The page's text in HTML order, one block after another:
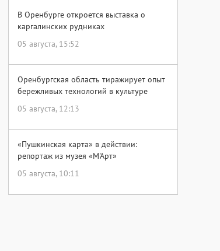
В Оренбурге откроется выставка о
каргалинских рудниках
05 августа, 15:52
Оренбургская область тиражирует опыт
бережливых технологий в культуре
05 августа, 12:13
«Пушкинская карта» в действии:
репортаж из музея «М'Арт»
05 августа, 10:11